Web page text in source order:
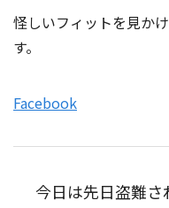
怪しいフィットを見か
す。
Facebook
今日は先日盗難さ